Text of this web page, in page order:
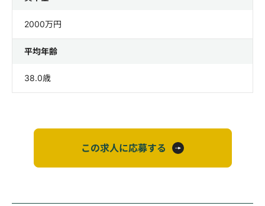
2000万円
平均年齢
38.0歳
この求人に応募する